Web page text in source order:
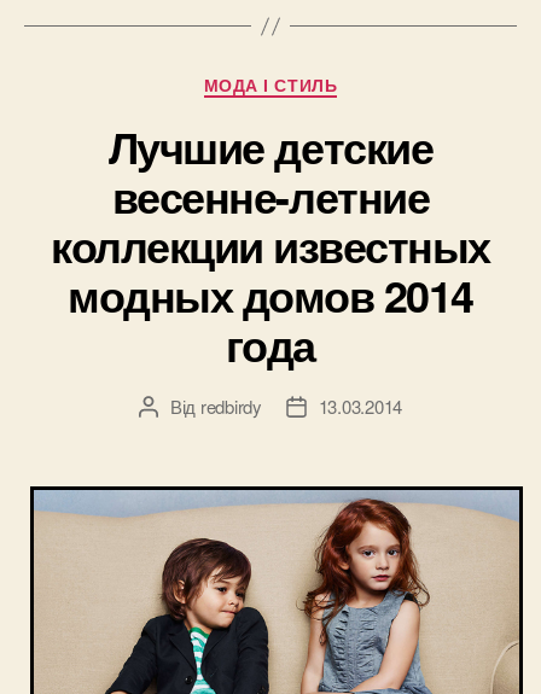
Категорії
МОДА І СТИЛЬ
Лучшие детские
весенне-летние
коллекции известных
модных домов 2014
года
Автор
Від redbirdy
Дата13.03.2014